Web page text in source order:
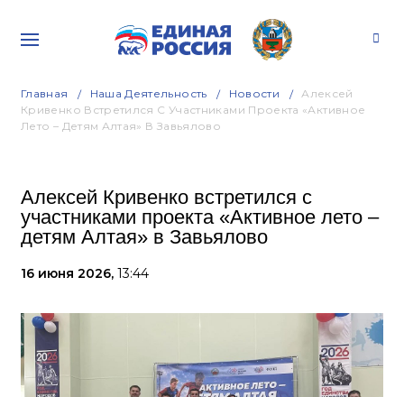
Главная Наша Деятельность Новости
Алексей
Кривенко Встретился С Участниками Проекта «Активное
Лето – Детям Алтая» В Завьялово
Алексей Кривенко встретился с
участниками проекта «Активное лето –
детям Алтая» в Завьялово
16 июня 2026, 13:44